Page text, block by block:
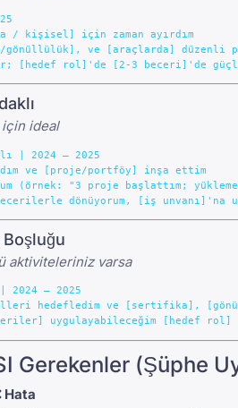
/ kişisel] için zaman ayırdım
ve [araçlarda] düzenli
ideal
| 2024 – 2025
ve [proje/portföy] inşa ettim
(örnek: "3 proje başlattım;
aktiviteleriniz varsa
– 2025
hedefledim ve [sertifika],
Gerekenler (Şüphe
Hata